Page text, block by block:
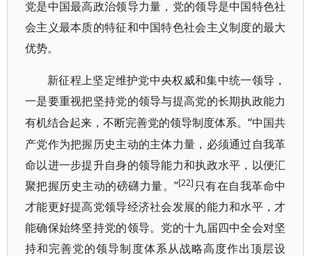
党是中国最高政治领导力量，党的领导是中国特色社
会主义最本质的特征和中国特色社会主义制度的最大
优势。
新征程上坚定维护党中央权威和集中统一领导，
一是要重视把坚持党的领导与提高党的长期执政能力
有机结合起来，不断完善党的领导制度体系。“中国共
产党作为把握历史主动的主体力量，必须通过自我革
命以进一步提升自身的领导能力和执政水平，以便汇
聚把握历史主动的磅礴力量。”[22] 只有在自我革命中
才能更好提高党领导经济社会发展的能力和水平，才
能确保始终坚持党的领导。党的十九届四中全会对坚
持和完善党的领导制度体系从战略高度作出顶层设